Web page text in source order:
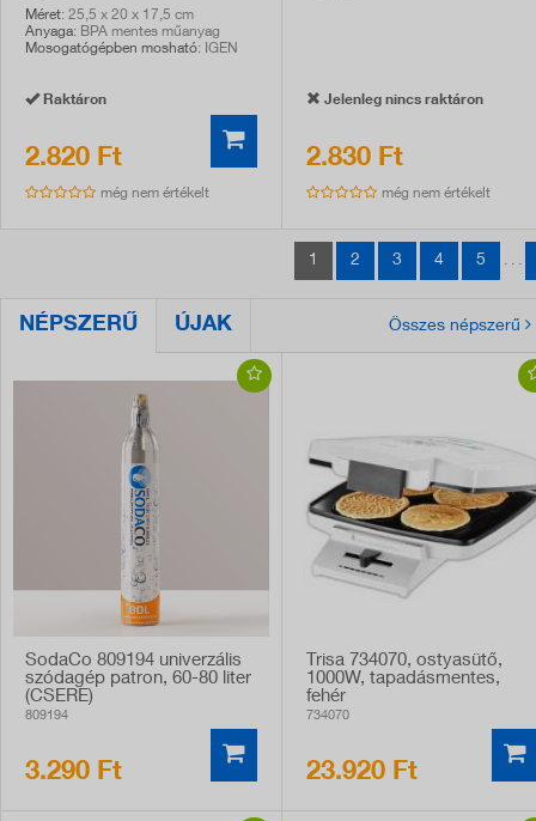
Méret: 25,5 x 20 x 17,5 cm
Anyaga: BPA mentes műanyag
Mosogatógépben mosható: IGEN
Raktáron
2.820 Ft
még nem értékelt
Jelenleg nincs raktáron
2.830 Ft
még nem értékelt
1 2 3 4 5 . . .
NÉPSZERŰ ÚJAK Összes népszerű
SodaCo 809194 univerzális
szódagép patron, 60-80 liter
(CSERE)
809194
3.290 Ft
Trisa 734070, ostyasütő,
1000W, tapadásmentes,
fehér
734070
23.920 Ft